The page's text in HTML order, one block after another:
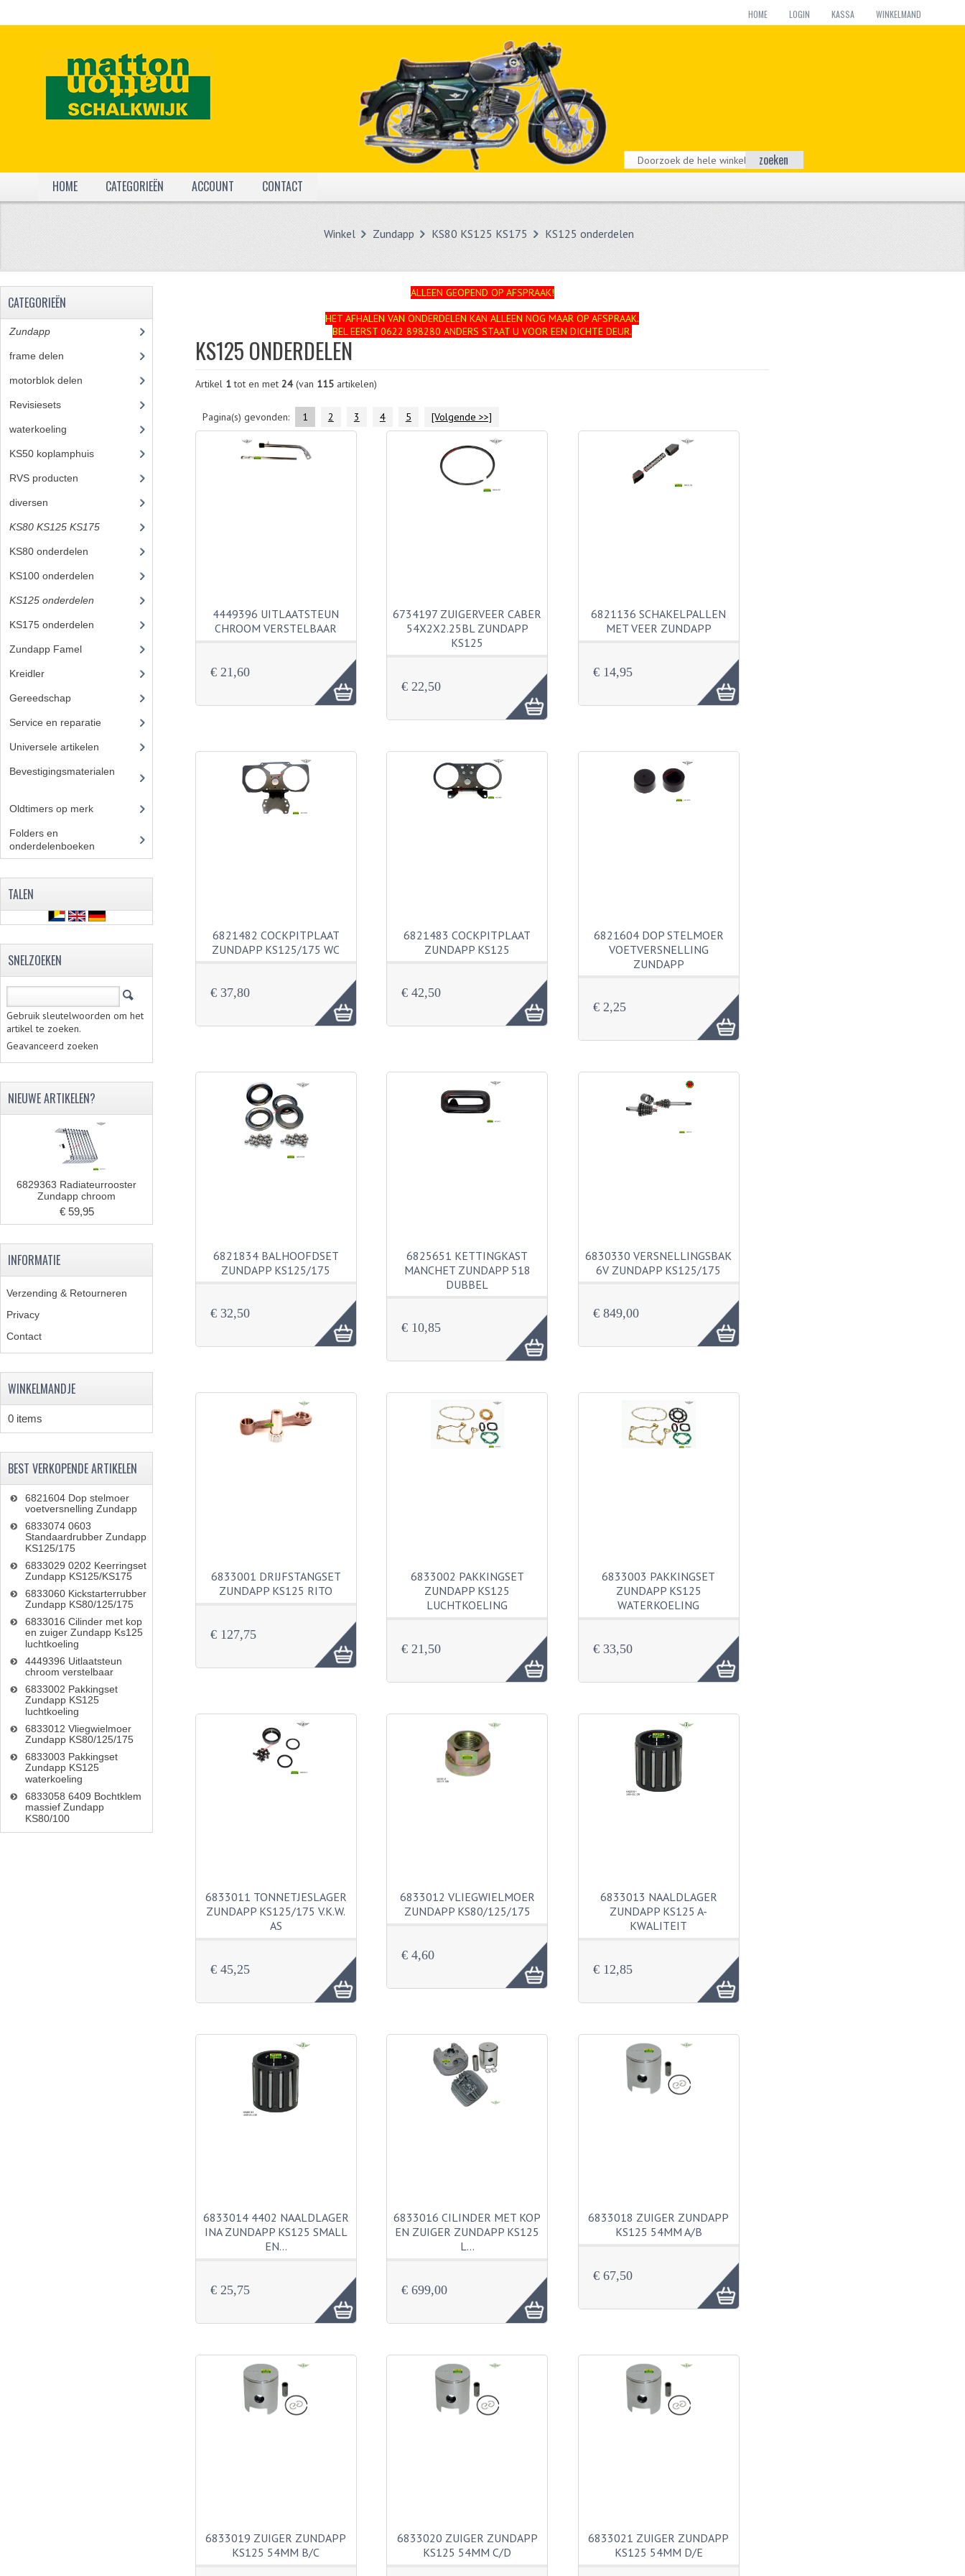
HOME LOGIN KASSA WINKELMAND
zoeken
HOME
CATEGORIEËN ACCOUNT CONTACT
Winkel Zundapp KS80 KS125 KS175 KS125 onderdelen
ALLEEN GEOPEND OP AFSPRAAK!
HET AFHALEN VAN ONDERDELEN KAN ALLEEN NOG MAAR OP AFSPRAAK.
BEL EERST 0622 898280 ANDERS STAAT U VOOR EEN DICHTE DEUR.
KS125 ONDERDELEN
Artikel 1tot en met 24(van 115artikelen)
Pagina(s) gevonden: 1 2 3 4 5 [Volgende >>]
4449396 UITLAATSTEUN
CHROOM VERSTELBAAR
€ 21,60
6734197 ZUIGERVEER CABER
54X2X2.25BL ZUNDAPP
KS125
€ 22,50
6821136 SCHAKELPALLEN
MET VEER ZUNDAPP
€ 14,95
6821482 COCKPITPLAAT
ZUNDAPP KS125/175 WC
€ 37,80
6821483 COCKPITPLAAT
ZUNDAPP KS125
€ 42,50
6821604 DOP STELMOER
VOETVERSNELLING
ZUNDAPP
€ 2,25
6821834 BALHOOFDSET
ZUNDAPP KS125/175
€ 32,50
6825651 KETTINGKAST
MANCHET ZUNDAPP 518
DUBBEL
€ 10,85
6830330 VERSNELLINGSBAK
6V ZUNDAPP KS125/175
€ 849,00
6833001 DRIJFSTANGSET
ZUNDAPP KS125 RITO
€ 127,75
6833002 PAKKINGSET
ZUNDAPP KS125
LUCHTKOELING
€ 21,50
6833003 PAKKINGSET
ZUNDAPP KS125
WATERKOELING
€ 33,50
6833011 TONNETJESLAGER
ZUNDAPP KS125/175 V.K.W.
AS
€ 45,25
6833012 VLIEGWIELMOER
ZUNDAPP KS80/125/175
€ 4,60
6833013 NAALDLAGER
ZUNDAPP KS125 A-
KWALITEIT
€ 12,85
6833014 4402 NAALDLAGER
INA ZUNDAPP KS125 SMALL
EN…
€ 25,75
6833016 CILINDER MET KOP
EN ZUIGER ZUNDAPP KS125
L…
€ 699,00
6833018 ZUIGER ZUNDAPP
KS125 54MM A/B
€ 67,50
6833019 ZUIGER ZUNDAPP
KS125 54MM B/C
6833020 ZUIGER ZUNDAPP
KS125 54MM C/D
6833021 ZUIGER ZUNDAPP
KS125 54MM D/E
CATEGORIEËN
Zundapp
frame delen
motorblok delen
Revisiesets
waterkoeling
KS50 koplamphuis
RVS producten
diversen
KS80 KS125 KS175
KS80 onderdelen
KS100 onderdelen
KS125 onderdelen
KS175 onderdelen
Zundapp Famel
Kreidler
Gereedschap
Service en reparatie
Universele artikelen
Bevestigingsmaterialen
Oldtimers op merk
Folders en
onderdelenboeken
TALEN
SNELZOEKEN
Gebruik sleutelwoorden om het
artikel te zoeken.
Geavanceerd zoeken
NIEUWE ARTIKELEN?
6829363 Radiateurrooster
Zundapp chroom
€ 59,95
INFORMATIE
Verzending & Retourneren
Privacy
Contact
WINKELMANDJE
0 items
BEST VERKOPENDE ARTIKELEN
6821604 Dop stelmoer
voetversnelling Zundapp
6833074 0603
Standaardrubber Zundapp
KS125/175
6833029 0202 Keerringset
Zundapp KS125/KS175
6833060 Kickstarterrubber
Zundapp KS80/125/175
6833016 Cilinder met kop
en zuiger Zundapp Ks125
luchtkoeling
4449396 Uitlaatsteun
chroom verstelbaar
6833002 Pakkingset
Zundapp KS125
luchtkoeling
6833012 Vliegwielmoer
Zundapp KS80/125/175
6833003 Pakkingset
Zundapp KS125
waterkoeling
6833058 6409 Bochtklem
massief Zundapp
KS80/100